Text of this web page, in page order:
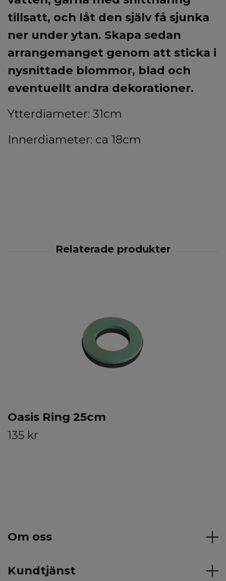
tillsatt, och låt den själv få sjunka
ner under ytan. Skapa sedan
arrangemanget genom att sticka i
nysnittade blommor, blad och
eventuellt andra dekorationer.
Ytterdiameter: 31cm
Innerdiameter: ca 18cm
Oasis Ring 25cm
135 kr
Om oss
Kundtjänst